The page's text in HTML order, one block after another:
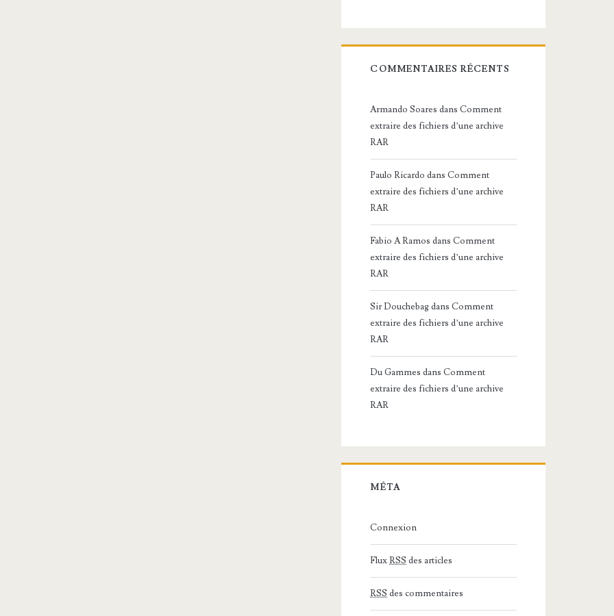
COMMENTAIRES RÉCENTS
Armando Soares dansComment
extraire des fichiers d’une archive
RAR
Paulo Ricardo dansComment
extraire des fichiers d’une archive
RAR
Fabio A Ramos dansComment
extraire des fichiers d’une archive
RAR
Sir DouchebagdansComment
extraire des fichiers d’une archive
RAR
Du Gammes dansComment
extraire des fichiers d’une archive
RAR
MÉTA
Connexion
FluxRSS des articles
RSS des commentaires